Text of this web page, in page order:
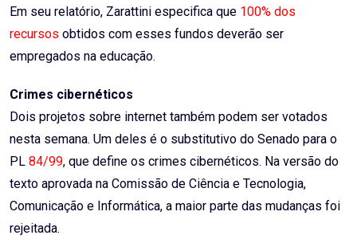
Em seu relatório, Zarattini especifica que 100% dos
recursos obtidos com esses fundos deverão ser
empregados na educação.
Crimes cibernéticos
Dois projetos sobre internet também podem ser votados
nesta semana. Um deles é o substitutivo do Senado para o
PL 84/99, que define os crimes cibernéticos. Na versão do
texto aprovada na Comissão de Ciência e Tecnologia,
Comunicação e Informática, a maior parte das mudanças foi
rejeitada.